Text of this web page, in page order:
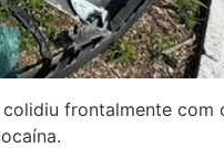
frontalmente